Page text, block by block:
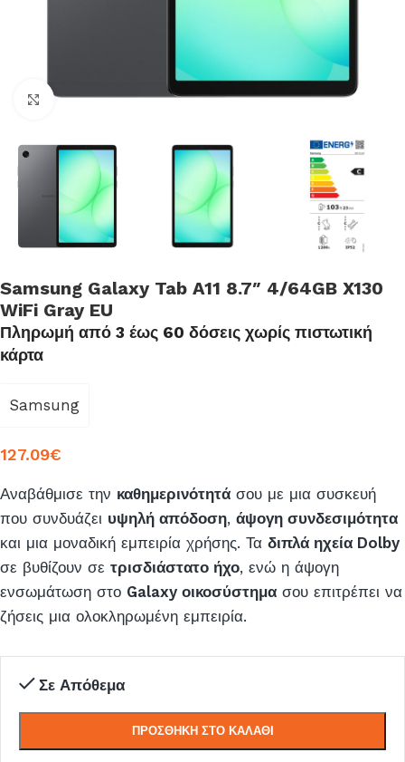
Click to enlarge
Samsung Galaxy Tab A11 8.7″ 4/64GB X130
WiFi Gray EU
Πληρωμή από 3 έως 60 δόσεις χωρίς πιστωτική
κάρτα
Samsung
127.09€
Αναβάθμισε την καθημερινότητά σου με μια συσκευή
που συνδυάζει υψηλή απόδοση, άψογη συνδεσιμότητα
και μια μοναδική εμπειρία χρήσης. Τα διπλά ηχεία Dolby
σε βυθίζουν σε τρισδιάστατο ήχο, ενώ η άψογη
ενσωμάτωση στο Galaxy οικοσύστημα σου επιτρέπει να
ζήσεις μια ολοκληρωμένη εμπειρία.
Σε Απόθεμα
ΠΡΟΣΘΉΚΗ ΣΤΟ ΚΑΛΆΘΙ